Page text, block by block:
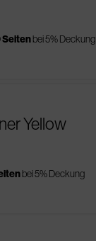
bei 5% Deckung
Yellow
bei 5% Deckung